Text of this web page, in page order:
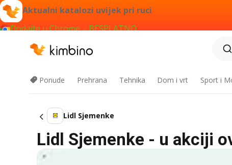
Aktualni katalozi uvijek pri ruci
Dodajte u Chrome – BESPLATNO
Ponude Prehrana Tehnika Dom i vrt Sport i
Lidl Sjemenke
Lidl Sjemenke - u akciji